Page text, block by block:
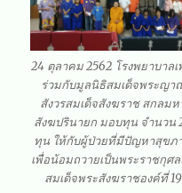
24 ตุลาคม 2562 โรงพยาบาล
ร่วมกับมูลนิธิสมเด็จพระญา
สังวรสมเด็จสังฆราช สกลมห
สังฆปรินายก มอบทุน จำนวน
ทุน ให้กับผู้ป่วยที่มีปัญหาสุขภ
เพื่อน้อมถวายเป็นพระราชกุศ
สมเด็จพระสังฆราชองค์ที่ 19